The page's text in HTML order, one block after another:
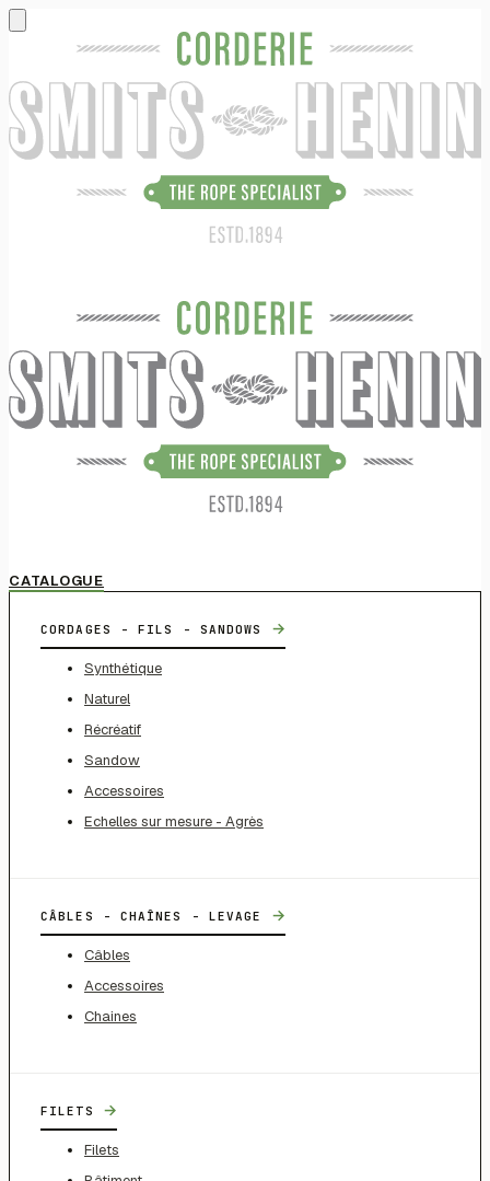
CATALOGUE
CORDAGES - FILS - SANDOWS →
Synthétique
Naturel
Récréatif
Sandow
Accessoires
Echelles sur mesure - Agrès
CÂBLES - CHAÎNES - LEVAGE →
Câbles
Accessoires
Chaines
FILETS →
Filets